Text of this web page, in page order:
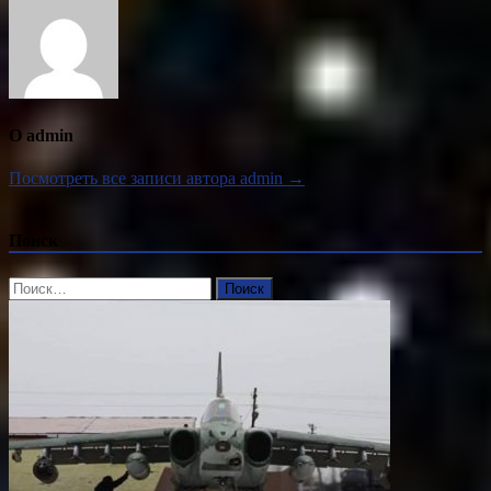
О admin
Посмотреть все записи автора admin →
Найти: